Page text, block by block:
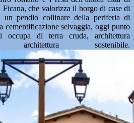
che valorizza il borgo di case di
un pendio collinare della periferia di
cementificazione selvaggia, oggi punto
di terra cruda, architettura
sostenibile.